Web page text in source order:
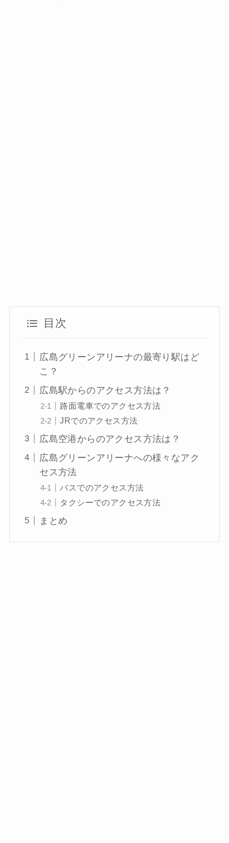
目次
広島グリーンアリーナの最寄り駅はど
こ？
広島駅からのアクセス方法は？
路面電車でのアクセス方法
JRでのアクセス方法
広島空港からのアクセス方法は？
広島グリーンアリーナへの様々なアク
セス方法
バスでのアクセス方法
タクシーでのアクセス方法
まとめ